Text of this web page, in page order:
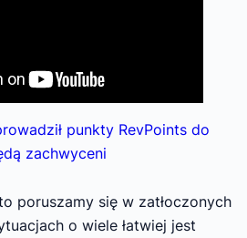
punkty RevPoints do
zachwyceni
poruszamy się w zatłoczonych
o wiele łatwiej jest